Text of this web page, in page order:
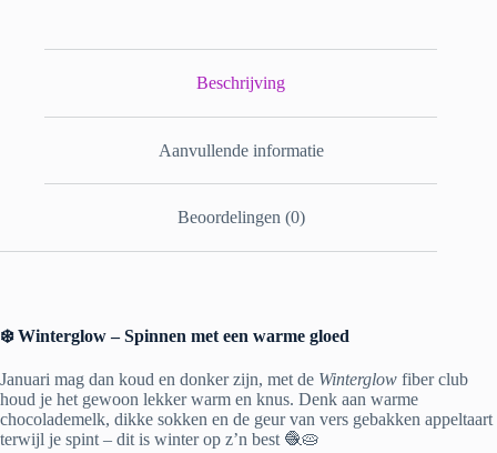
Beschrijving
Aanvullende informatie
Beoordelingen (0)
❄️ Winterglow – Spinnen met een warme gloed
Januari mag dan koud en donker zijn, met de Winterglow fiber club
houd je het gewoon lekker warm en knus. Denk aan warme
chocolademelk, dikke sokken en de geur van vers gebakken appeltaart
terwijl je spint – dit is winter op z’n best 🧶🥧